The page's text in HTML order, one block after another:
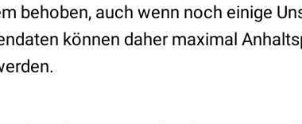
behoben, auch wenn noch einige
können daher maximal